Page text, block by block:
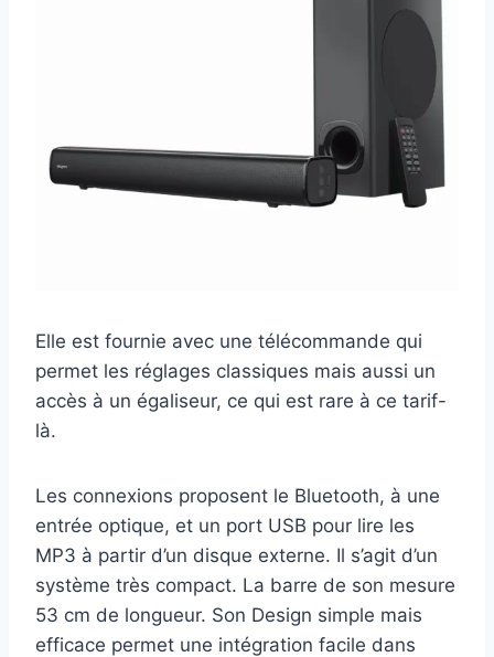
Elle est fournie avec une télécommande qui
permet les réglages classiques mais aussi un
accès à un égaliseur, ce qui est rare à ce tarif-
là.
Les connexions proposent le Bluetooth, à une
entrée optique, et un port USB pour lire les
MP3 à partir d’un disque externe. Il s’agit d’un
système très compact. La barre de son mesure
53 cm de longueur. Son Design simple mais
efficace permet une intégration facile dans